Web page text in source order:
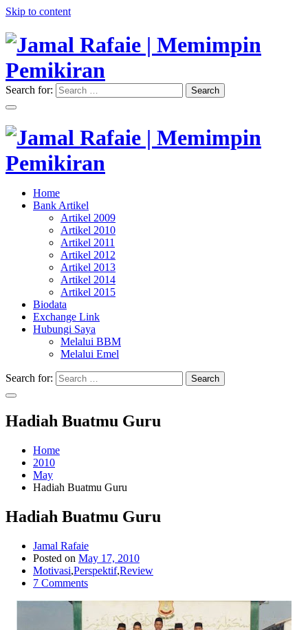
Skip to content
Jamal Rafaie | Memimpin
Pemikiran
"Memimpin Pemikiran"
Search for: Search
Jamal Rafaie | Memimpin
Pemikiran
"Memimpin Pemikiran"
Home
Bank Artikel
Artikel 2009
Artikel 2010
Artikel 2011
Artikel 2012
Artikel 2013
Artikel 2014
Artikel 2015
Biodata
Exchange Link
Hubungi Saya
Melalui BBM
Melalui Emel
Search for: Search
Hadiah Buatmu Guru
Home
2010
May
Hadiah Buatmu Guru
Hadiah Buatmu Guru
Jamal Rafaie
Posted on May 17, 2010
Motivasi,Perspektif,Review
7 Comments